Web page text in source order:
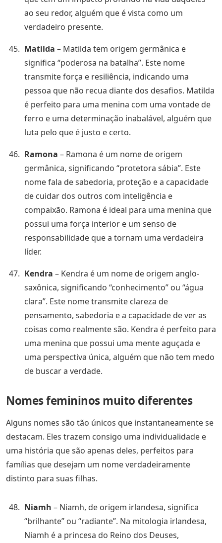
ao seu redor, alguém que é vista como um
verdadeiro presente.
Matilda – Matilda tem origem germânica e
significa “poderosa na batalha”. Este nome
transmite força e resiliência, indicando uma
pessoa que não recua diante dos desafios. Matilda
é perfeito para uma menina com uma vontade de
ferro e uma determinação inabalável, alguém que
luta pelo que é justo e certo.
Ramona – Ramona é um nome de origem
germânica, significando “protetora sábia”. Este
nome fala de sabedoria, proteção e a capacidade
de cuidar dos outros com inteligência e
compaixão. Ramona é ideal para uma menina que
possui uma força interior e um senso de
responsabilidade que a tornam uma verdadeira
líder.
Kendra – Kendra é um nome de origem anglo-
saxônica, significando “conhecimento” ou “água
clara”. Este nome transmite clareza de
pensamento, sabedoria e a capacidade de ver as
coisas como realmente são. Kendra é perfeito para
uma menina que possui uma mente aguçada e
uma perspectiva única, alguém que não tem medo
de buscar a verdade.
Nomes femininos muito diferentes
Alguns nomes são tão únicos que instantaneamente se
destacam. Eles trazem consigo uma individualidade e
uma história que são apenas deles, perfeitos para
famílias que desejam um nome verdadeiramente
distinto para suas filhas.
Niamh – Niamh, de origem irlandesa, significa
“brilhante” ou “radiante”. Na mitologia irlandesa,
Niamh é a princesa do Reino dos Deuses,